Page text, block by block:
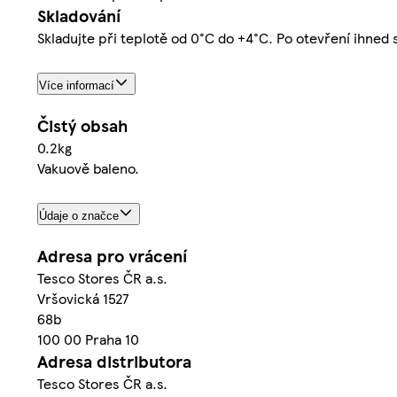
Skladování
Skladujte při teplotě od 0°C do +4°C. Po otevření
Více informací
Čistý obsah
0.2kg
Vakuově baleno.
Údaje o značce
Adresa pro vrácení
Tesco Stores ČR a.s.
Vršovická 1527
68b
100 00 Praha 10
Adresa distributora
Tesco Stores ČR a.s.